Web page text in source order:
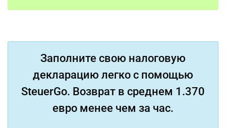
Заполните свою налоговую
декларацию легко с помощью
SteuerGo. Возврат в среднем 1.370
евро менее чем за час.